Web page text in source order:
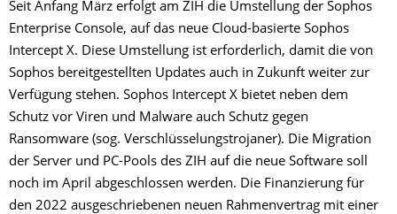
Seit Anfang März erfolgt am ZIH die Umstellung der Sophos
Enterprise Console, auf das neue Cloud-basierte Sophos
Intercept X. Diese Umstellung ist erforderlich, damit die von
Sophos bereitgestellten Updates auch in Zukunft weiter zur
Verfügung stehen. Sophos Intercept X bietet neben dem
Schutz vor Viren und Malware auch Schutz gegen
Ransomware (sog. Verschlüsselungstrojaner). Die Migration
der Server und PC-Pools des ZIH auf die neue Software soll
noch im April abgeschlossen werden. Die Finanzierung für
den 2022 ausgeschriebenen neuen Rahmenvertrag mit einer